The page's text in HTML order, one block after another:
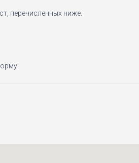
перечисленных ниже.